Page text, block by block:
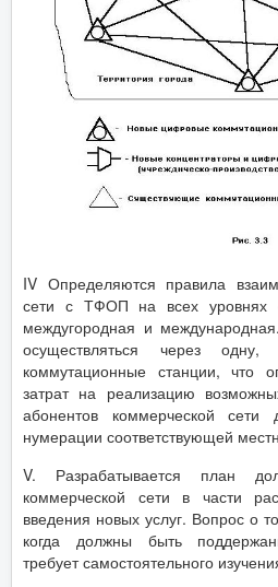
IV Определяются правила
сети с ТФОП на всех уровнях
междугородная и
осуществляться через
коммутационные станции, что
затрат на реализацию
абонентов коммерческой
нумерации соответствующей
V. Разрабатывается план
коммерческой сети в части
введения новых услуг. Вопрос о
когда должны быть
требует самостоятельного